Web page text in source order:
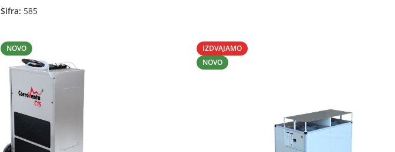
Šifra: 585
NOVO
IZDVAJAMO
NOVO